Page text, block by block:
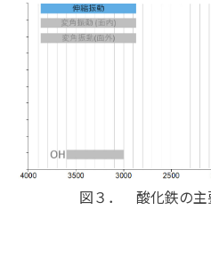
図３． 酸化鉄の主